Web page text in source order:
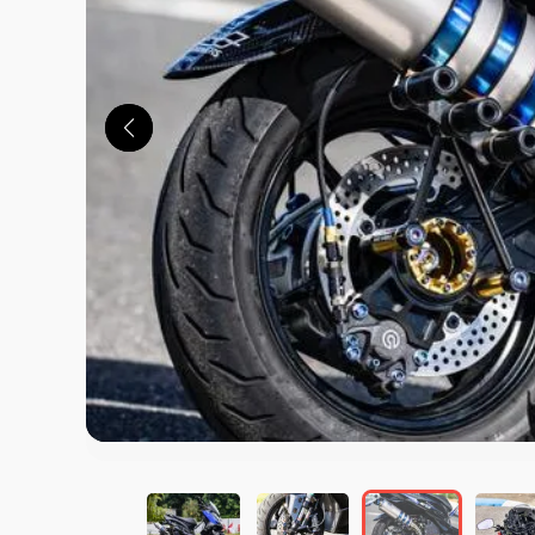
この画像の記事を